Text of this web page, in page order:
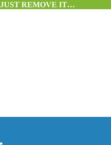
REMOVE IT…